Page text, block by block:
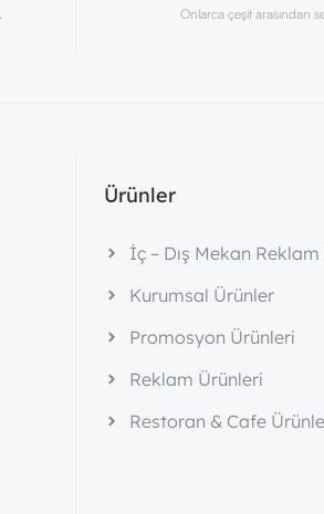
Onlarca çeşit arasından
Ürünler
İç – Dış Mekan
Kurumsal Ürünler
Promosyon Ürünleri
Reklam Ürünleri
Restoran & Cafe